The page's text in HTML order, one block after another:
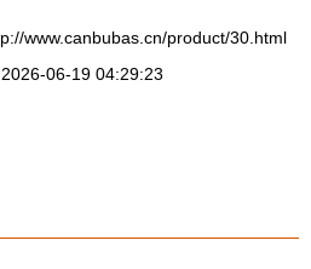
www.canbubas.cn/product/30.html
06-19 04:29:23